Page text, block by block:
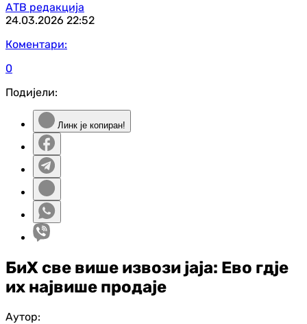
АТВ редакција
24.03.2026 22:52
Коментари:
0
Подијели:
Линк је копиран!
БиХ све више извози јаја: Ево гд‌је
их највише продаје
Аутор: